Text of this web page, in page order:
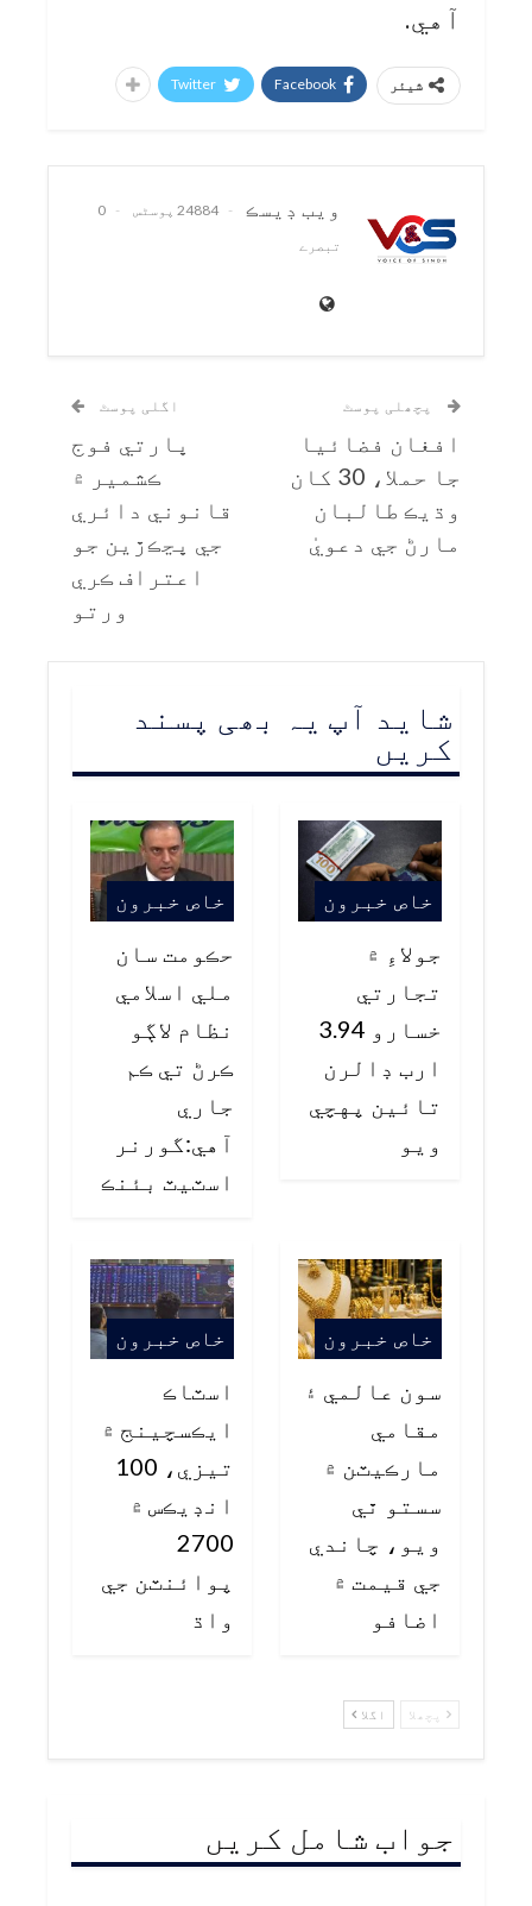
آهي.
شیئر Facebook
Twitter
ويب ڊيسڪ 24884 پوسٹس
0
تبصرے
پچھلی پوسٹ
افغان فضائيا
جا حملا، 30 کان
وڌيڪ طالبان
مارڻ جي دعويٰ
اگلی پوسٹ
ڀارتي فوج
ڪشمير ۾
قانوني دائري
جي ڀڃڪڙين جو
اعتراف ڪري
ورتو
شاید آپ یہ بھی پسند
کریں
خاص خبرون
جولاءِ ۾
تجارتي
خسارو 3.94
ارب ڊالرن
تائين پهچي
ويو
خاص خبرون
حڪومت سان
ملي اسلامي
نظام لاڳو
ڪرڻ تي ڪم
جاري
آهي:گورنر
اسٽيٽ بئنڪ
خاص خبرون
سون عالمي ۽
مقامي
مارڪيٽن ۾
سستو ٿي
ويو، چاندي
جي قيمت ۾
اضافو
خاص خبرون
اسٽاڪ
ايڪسچينج ۾
تيزي، 100
انڊيڪس ۾
2700
پوائنٽن جي
واڌ
پچھلا اگلا
جواب شامل کریں